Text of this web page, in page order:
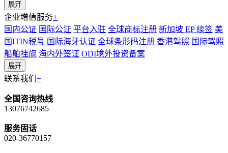
展开
企业增值服务+
国内公证 国际公证 平台入驻 全球商标注册 新加坡 EP 续签 美
国ITIN税号 国际海牙认证 全球条形码注册 香港驾照 国际驾照
船舶挂旗 海内外签证 ODI境外投资备案
展开
联系我们 +
全国咨询热线
13076742685
服务固话
020-36770157